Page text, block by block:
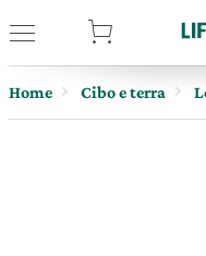
Home Cibo e terra